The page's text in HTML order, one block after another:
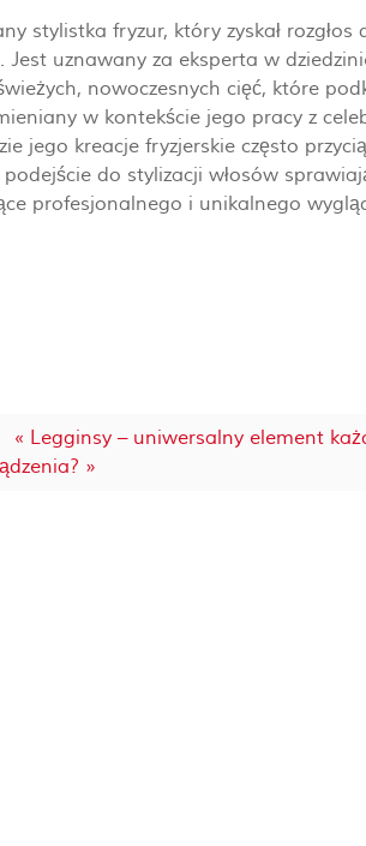
stylistka fryzur, który zyskał
Jest uznawany za eksperta w
nowoczesnych cięć, które
w kontekście jego pracy z
jego kreacje fryzjerskie często
do stylizacji włosów
profesjonalnego i unikalnego
« Legginsy – uniwersalny element
»